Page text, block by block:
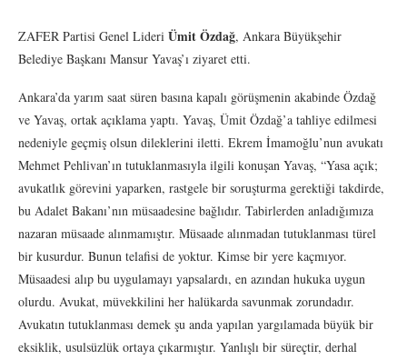
ZAFER Partisi Genel Lideri Ümit Özdağ, Ankara Büyükşehir
Belediye Başkanı Mansur Yavaş’ı ziyaret etti.
Ankara’da yarım saat süren basına kapalı görüşmenin akabinde Özdağ
ve Yavaş, ortak açıklama yaptı. Yavaş, Ümit Özdağ’a tahliye edilmesi
nedeniyle geçmiş olsun dileklerini iletti. Ekrem İmamoğlu’nun avukatı
Mehmet Pehlivan’ın tutuklanmasıyla ilgili konuşan Yavaş, “Yasa açık;
avukatlık görevini yaparken, rastgele bir soruşturma gerektiği takdirde,
bu Adalet Bakanı’nın müsaadesine bağlıdır. Tabirlerden anladığımıza
nazaran müsaade alınmamıştır. Müsaade alınmadan tutuklanması türel
bir kusurdur. Bunun telafisi de yoktur. Kimse bir yere kaçmıyor.
Müsaadesi alıp bu uygulamayı yapsalardı, en azından hukuka uygun
olurdu. Avukat, müvekkilini her halükarda savunmak zorundadır.
Avukatın tutuklanması demek şu anda yapılan yargılamada büyük bir
eksiklik, usulsüzlük ortaya çıkarmıştır. Yanlışlı bir süreçtir, derhal